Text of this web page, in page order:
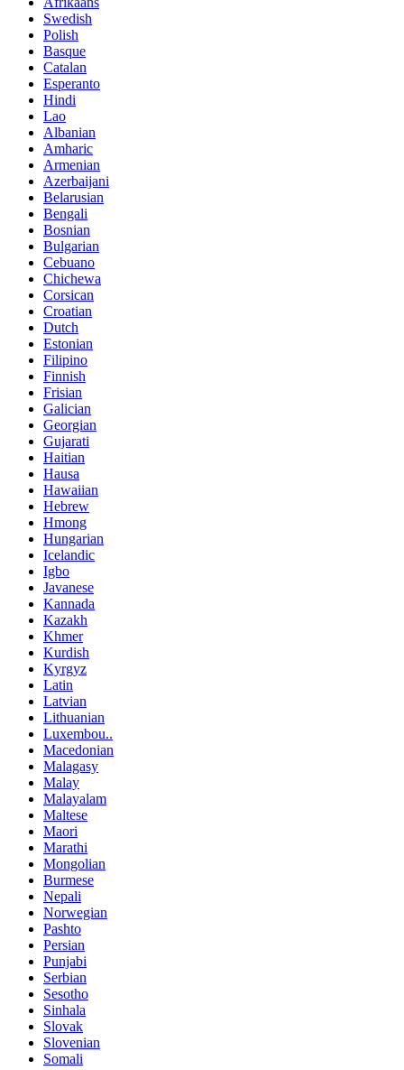
Swedish
Polish
Basque
Catalan
Esperanto
Hindi
Lao
Albanian
Amharic
Armenian
Azerbaijani
Belarusian
Bengali
Bosnian
Bulgarian
Cebuano
Chichewa
Corsican
Croatian
Dutch
Estonian
Filipino
Finnish
Frisian
Galician
Georgian
Gujarati
Haitian
Hausa
Hawaiian
Hebrew
Hmong
Hungarian
Icelandic
Igbo
Javanese
Kannada
Kazakh
Khmer
Kurdish
Kyrgyz
Latin
Latvian
Lithuanian
Luxembou..
Macedonian
Malagasy
Malay
Malayalam
Maltese
Maori
Marathi
Mongolian
Burmese
Nepali
Norwegian
Pashto
Persian
Punjabi
Serbian
Sesotho
Sinhala
Slovak
Slovenian
Somali